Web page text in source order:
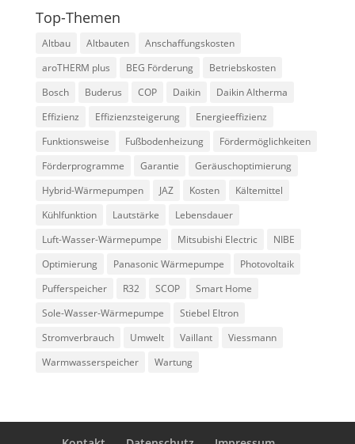
Top-Themen
Altbau Altbauten
Anschaffungskosten
aroTHERM plus
BEG Förderung
Betriebskosten
Bosch
Buderus COP Daikin
Daikin Altherma
Effizienz
Effizienzsteigerung
Energieeffizienz
Funktionsweise
Fußbodenheizung
Fördermöglichkeiten
Förderprogramme
Garantie
Geräuschoptimierung
Hybrid-Wärmepumpen
JAZ Kosten
Kältemittel
Kühlfunktion
Lautstärke
Lebensdauer
Luft-Wasser-Wärmepumpe
Mitsubishi Electric
NIBE
Optimierung
Panasonic Wärmepumpe
Photovoltaik
Pufferspeicher
R32 SCOP
Smart Home
Sole-Wasser-Wärmepumpe
Stiebel Eltron
Stromverbrauch
Umwelt Vaillant
Viessmann
Warmwasserspeicher
Wartung